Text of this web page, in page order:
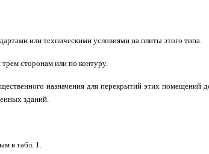
или техническими условиями на плиты этого типа.
сторонам или по контуру.
назначения для перекрытий этих помещений
зданий.
в табл. 1.